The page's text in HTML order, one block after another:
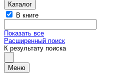
Каталог
В книге
Показать все
Расширенный поиск
К результату поиска
Меню